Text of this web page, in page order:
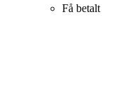
Få betalt